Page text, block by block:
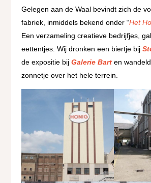
Gelegen aan de Waal bevindt zich de
fabriek, inmiddels bekend onder “Het
Een verzameling creatieve bedrijfjes,
eettentjes. Wij dronken een biertje bij
de expositie bijGalerie Bart en
zonnetje over het hele terrein.